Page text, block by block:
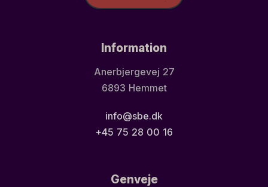
Information
Anerbjergevej 27
6893 Hemmet
info@sbe.dk
+45 75 28 00 16
Genveje